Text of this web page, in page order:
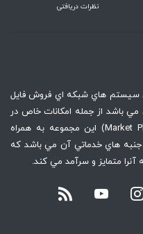
نظرات دریافتی
سيستم هاي شبكه اي فروش فايل
مي باشد از جمله امكانات خاص در
سايت پازل قابليت چند فروشندگي (Market Place) اين مجموعه به همراه
جنبه هاي خدماتي آن مي باشد كه
متمايز و سرآمد مي كند.